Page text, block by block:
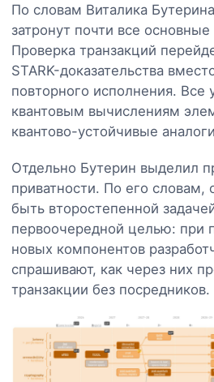
По словам Виталика
затронут почти все
Проверка транзакций
STARK-доказательства
повторного исполнения. Все
квантовым вычислениям
квантово-устойчивые
Отдельно Бутерин выделил
приватности. По его словам,
быть второстепенной
первоочередной целью: при
новых компонентов
спрашивают, как через них
транзакции без посредников.